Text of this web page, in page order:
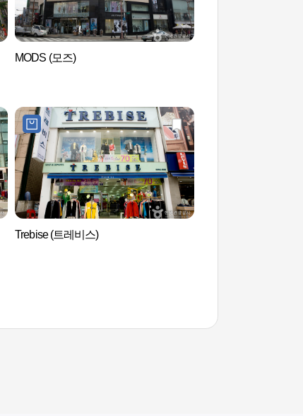
MODS (모즈)
Trebise (트레비스)